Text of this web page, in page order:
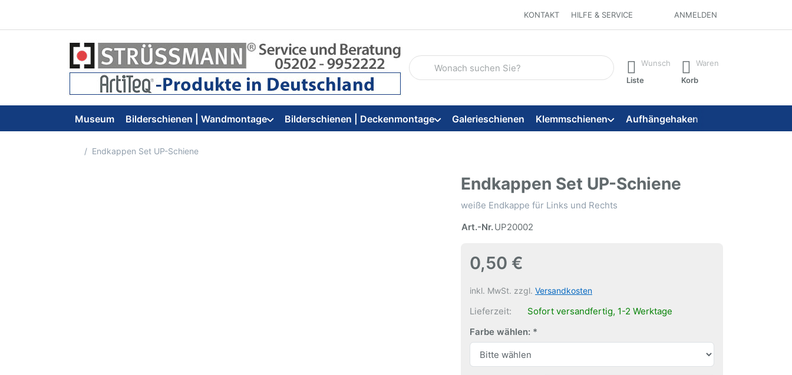
KONTAKT HILFE & SERVICE ANMELDEN
Geben Sie einen Suchbegriff ein. Während Sie tippen, erscheinen automatisch erste
Wunsch
Liste
Waren
Korb
Museum Bilderschienen | Wandmontage Bilderschienen | Deckenmontage Galerieschienen Klemmschienen Aufhängehaken
Startseite
Endkappen Set UP-Schiene
Endkappen Set UP-Schiene
weiße Endkappe für Links und Rechts
Art.-Nr.UP20002
0,50 €
inkl. MwSt. zzgl. Versandkosten
Lieferzeit:
Sofort versandfertig, 1-2 Werktage
Farbe wählen: